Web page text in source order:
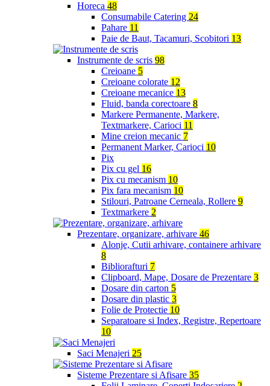
Horeca 48
Consumabile Catering 24
Pahare 11
Paie de Baut, Tacamuri, Scobitori 13
Instrumente de scris 98
Creioane 5
Creioane colorate 12
Creioane mecanice 13
Fluid, banda corectoare 8
Markere Permanente, Markere,
Textmarkere, Carioci 11
Mine creion mecanic 7
Permanent Marker, Carioci 10
Pix
Pix cu gel 16
Pix cu mecanism 10
Pix fara mecanism 10
Stilouri, Patroane Cerneala, Rollere 9
Textmarkere 2
Prezentare, organizare, arhivare 46
Alonje, Cutii arhivare, containere arhivare
8
Bibliorafturi 7
Clipboard, Mape, Dosare de Prezentare 3
Dosare din carton 5
Dosare din plastic 3
Folie de Protectie 10
Separatoare si Index, Registre, Repertoare
10
Saci Menajeri 25
Sisteme Prezentare si Afisare 35